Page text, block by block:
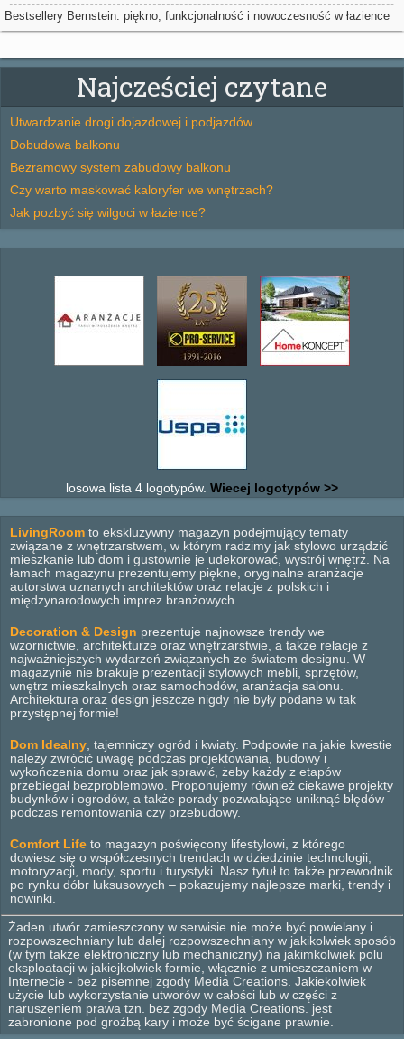
spa
Bestsellery Bernstein: piękno, funkcjonalność i nowoczesność w łazience
Najcześciej czytane
Utwardzanie drogi dojazdowej i podjazdów
Dobudowa balkonu
Bezramowy system zabudowy balkonu
Czy warto maskować kaloryfer we wnętrzach?
Jak pozbyć się wilgoci w łazience?
losowa lista 4 logotypów. Wiecej logotypów >>
LivingRoom to ekskluzywny magazyn podejmujący tematy
związane z wnętrzarstwem, w którym radzimy jak stylowo urządzić
mieszkanie lub dom i gustownie je udekorować, wystrój wnętrz. Na
łamach magazynu prezentujemy piękne, oryginalne aranżacje
autorstwa uznanych architektów oraz relacje z polskich i
międzynarodowych imprez branżowych.
Decoration & Design prezentuje najnowsze trendy we
wzornictwie, architekturze oraz wnętrzarstwie, a także relacje z
najważniejszych wydarzeń związanych ze światem designu. W
magazynie nie brakuje prezentacji stylowych mebli, sprzętów,
wnętrz mieszkalnych oraz samochodów, aranżacja salonu.
Architektura oraz design jeszcze nigdy nie były podane w tak
przystępnej formie!
Dom Idealny , tajemniczy ogród i kwiaty. Podpowie na jakie kwestie
należy zwrócić uwagę podczas projektowania, budowy i
wykończenia domu oraz jak sprawić, żeby każdy z etapów
przebiegał bezproblemowo. Proponujemy również ciekawe projekty
budynków i ogrodów, a także porady pozwalające uniknąć błędów
podczas remontowania czy przebudowy.
Comfort Life to magazyn poświęcony lifestylowi, z którego
dowiesz się o współczesnych trendach w dziedzinie technologii,
motoryzacji, mody, sportu i turystyki. Nasz tytuł to także przewodnik
po rynku dóbr luksusowych – pokazujemy najlepsze marki, trendy i
nowinki.
Żaden utwór zamieszczony w serwisie nie może być powielany i
rozpowszechniany lub dalej rozpowszechniany w jakikolwiek sposób
(w tym także elektroniczny lub mechaniczny) na jakimkolwiek polu
eksploatacji w jakiejkolwiek formie, włącznie z umieszczaniem w
Internecie - bez pisemnej zgody Media Creations. Jakiekolwiek
użycie lub wykorzystanie utworów w całości lub w części z
naruszeniem prawa tzn. bez zgody Media Creations. jest
zabronione pod groźbą kary i może być ścigane prawnie.